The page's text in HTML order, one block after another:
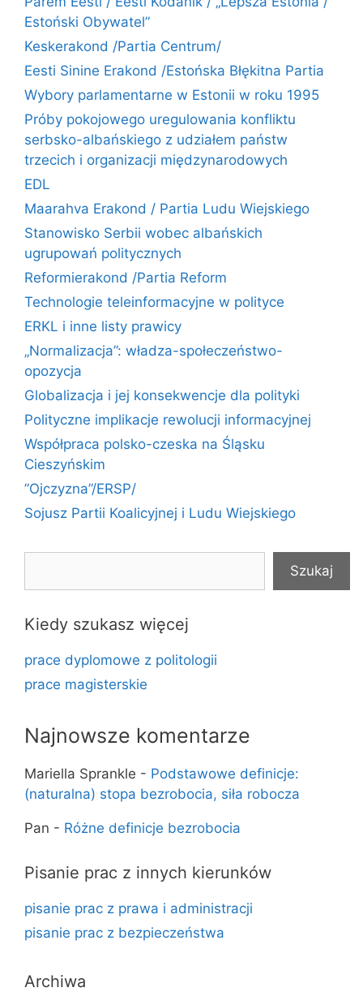
Estoński Obywatel”
Keskerakond /Partia Centrum/
Eesti Sinine Erakond /Estońska Błękitna Partia
Wybory parlamentarne w Estonii w roku 1995
Próby pokojowego uregulowania konfliktu
serbsko-albańskiego z udziałem państw
trzecich i organizacji międzynarodowych
EDL
Maarahva Erakond / Partia Ludu Wiejskiego
Stanowisko Serbii wobec albańskich
ugrupowań politycznych
Reformierakond /Partia Reform
Technologie teleinformacyjne w polityce
ERKL i inne listy prawicy
„Normalizacja”: władza-społeczeństwo-
opozycja
Globalizacja i jej konsekwencje dla polityki
Polityczne implikacje rewolucji informacyjnej
Współpraca polsko-czeska na Śląsku
Cieszyńskim
”Ojczyzna”/ERSP/
Sojusz Partii Koalicyjnej i Ludu Wiejskiego
Szukaj
Kiedy szukasz więcej
prace dyplomowe z politologii
prace magisterskie
Najnowsze komentarze
Mariella Sprankle - Podstawowe definicje:
(naturalna) stopa bezrobocia, siła robocza
Pan - Różne definicje bezrobocia
Pisanie prac z innych kierunków
pisanie prac z prawa i administracji
pisanie prac z bezpieczeństwa
Archiwa